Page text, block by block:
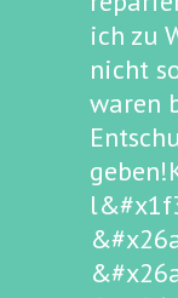
ich zu
nicht
waren